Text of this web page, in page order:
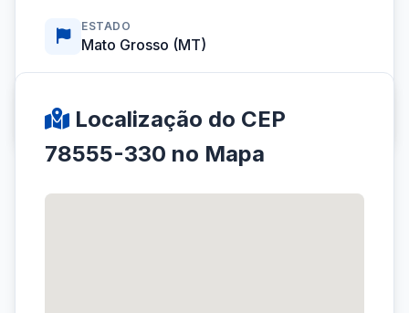
ESTADO
Mato Grosso (MT)
Localização do CEP
78555-330 no Mapa